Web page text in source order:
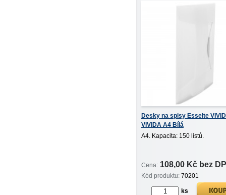
Desky na spisy Esselte
VIVIDA A4 Bílá
A4. Kapacita: 150 listů.
Cena: 108,00 Kč bez
Kód produktu: 70201
ks